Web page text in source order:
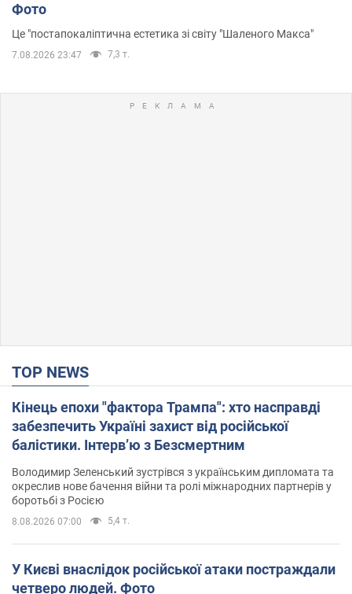
Фото
Це "постапокаліптична естетика зі світу "Шаленого Макса"
7.08.2026 23:47 7,3 т.
TOP NEWS
Кінець епохи "фактора Трампа": хто насправді
забезпечить Україні захист від російської
балістики. Інтерв’ю з Безсмертним
Володимир Зеленський зустрівся з українським дипломата та
окреслив нове бачення війни та ролі міжнародних партнерів у
боротьбі з Росією
8.08.2026 07:00 5,4 т.
У Києві внаслідок російської атаки постраждали
четверо людей. Фото